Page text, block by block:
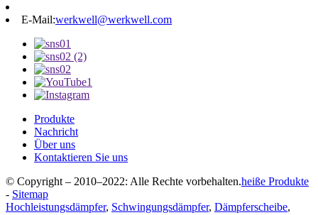
E-Mail:werkwell@werkwell.com
Produkte
Nachricht
Über uns
Kontaktieren Sie uns
© Copyright – 2010–2022: Alle Rechte vorbehalten.heiße Produkte
- Sitemap
Hochleistungsdämpfer, Schwingungsdämpfer, Dämpferscheibe,